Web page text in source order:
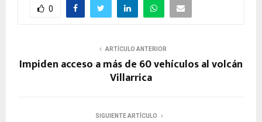
0
ARTÍCULO ANTERIOR
Impiden acceso a más de 60 vehículos al volcán
Villarrica
SIGUIENTE ARTÍCULO